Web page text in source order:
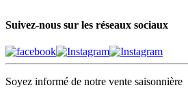
Suivez-nous sur les réseaux sociaux
Soyez informé de notre vente saisonnière